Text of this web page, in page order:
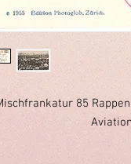
85